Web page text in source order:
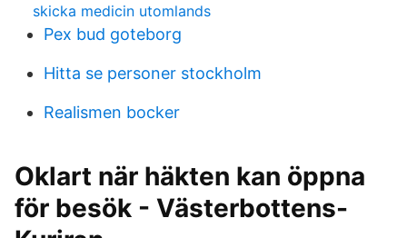
skicka medicin utomlands
Pex bud goteborg
Hitta se personer stockholm
Realismen bocker
Oklart när häkten kan öppna
för besök - Västerbottens-